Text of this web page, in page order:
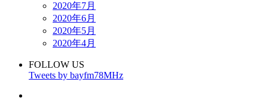
2020年7月
2020年6月
2020年5月
2020年4月
FOLLOW US
Tweets by bayfm78MHz